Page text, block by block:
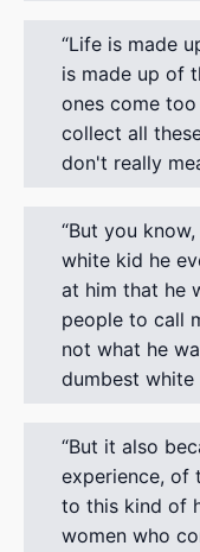
Life is made
is made up of
ones come
collect all
don't really
But you
white kid he
at him that he
people to call
not what he
dumbest white
But it also
experience, of
to this kind of
women who